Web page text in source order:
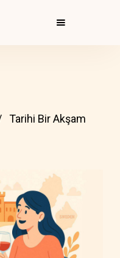
Tarihi Bir Akşam